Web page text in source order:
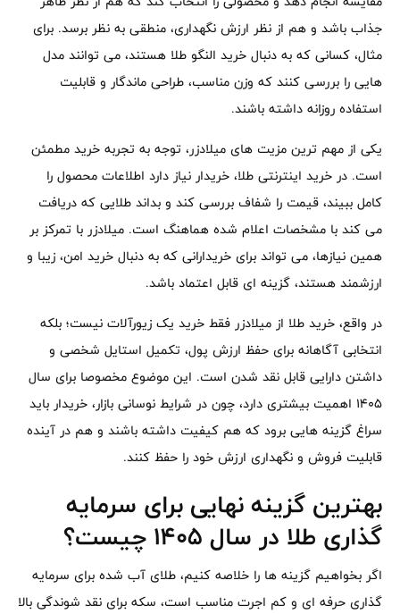
جذاب باشد و هم از نظر ارزش نگهداری، منطقی به نظر برسد. برای
مثال، کسانی که به دنبال خرید النگو طلا هستند، می توانند مدل
هایی را بررسی کنند که وزن مناسب، طراحی ماندگار و قابلیت
استفاده روزانه داشته باشند.
یکی از مهم ترین مزیت های میلادزر، توجه به تجربه خرید مطمئن
است. در خرید اینترنتی طلا، خریدار نیاز دارد اطلاعات محصول را
کامل ببیند، قیمت را شفاف بررسی کند و بداند طلایی که دریافت
می کند با مشخصات اعلام شده هماهنگ است. میلادزر با تمرکز بر
همین نیازها، می تواند برای خریدارانی که به دنبال خرید امن، زیبا و
ارزشمند هستند، گزینه ای قابل اعتماد باشد.
در واقع، خرید طلا از میلادزر فقط خرید یک زیورآلات نیست؛ بلکه
انتخابی آگاهانه برای حفظ ارزش پول، تکمیل استایل شخصی و
داشتن دارایی قابل نقد شدن است. این موضوع مخصوصا برای سال
۱۴۰۵ اهمیت بیشتری دارد، چون در شرایط نوسانی بازار، خریدار باید
سراغ گزینه هایی برود که هم کیفیت داشته باشند و هم در آینده
قابلیت فروش و نگهداری ارزش خود را حفظ کنند.
بهترین گزینه نهایی برای سرمایه
گذاری طلا در سال ۱۴۰۵ چیست؟
اگر بخواهیم گزینه ها را خلاصه کنیم، طلای آب شده برای سرمایه
گذاری حرفه ای و کم اجرت مناسب است، سکه برای نقد شوندگی بالا